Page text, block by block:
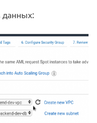
данных: